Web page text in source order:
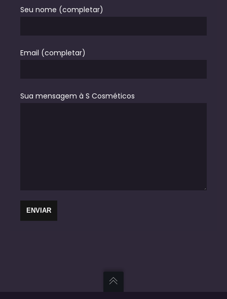
Seu nome (completar)
Email (completar)
Sua mensagem à S Cosméticos